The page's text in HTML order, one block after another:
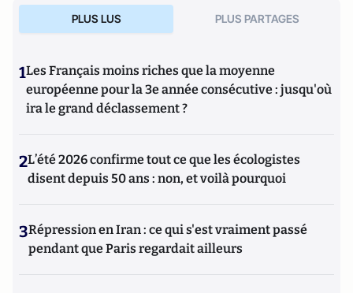
PLUS LUS PLUS PARTAGES
1Les Français moins riches que la moyenne
européenne pour la 3e année consécutive : jusqu'où
ira le grand déclassement ?
2L’été 2026 confirme tout ce que les écologistes
disent depuis 50 ans : non, et voilà pourquoi
3Répression en Iran : ce qui s'est vraiment passé
pendant que Paris regardait ailleurs